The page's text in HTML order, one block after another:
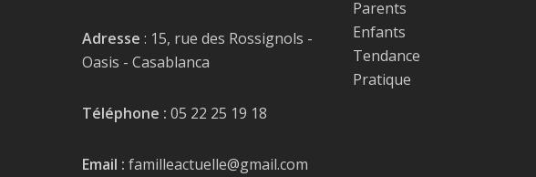
Adresse : 15, rue des Rossignols -
Oasis - Casablanca
Téléphone : 05 22 25 19 18
Email : familleactuelle@gmail.com
Parents
Enfants
Tendance
Pratique